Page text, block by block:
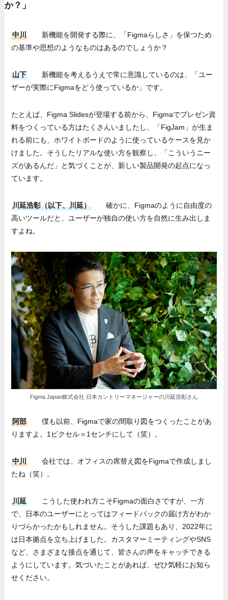
か？」
中川
新機能を開発する際に、「Figmaらしさ」を保つため
の基準や思想のようなものはあるのでしょうか？
山下
新機能を考えるうえで常に意識しているのは、「ユー
ザーが実際にFigmaをどう使っているか」です。
たとえば、Figma Slidesが登場する前から、Figmaでプレゼン資
料をつくっている方はたくさんいましたし、「FigJam」が生ま
れる前にも、ホワイトボードのように使っているケースを見か
けました。そうしたリアルな使い方を観察し、「こういうニー
ズがあるんだ」と気づくことが、新しい製品開発の起点になっ
ています。
川延浩彰（以下、川延）
確かに、Figmaのように自由度の
高いツールだと、ユーザーが独自の使い方を自然に生み出しま
すよね。
Figma Japan株式会社 日本カントリーマネージャーの川延浩彰さん
阿部
僕も以前、Figmaで家の間取り図をつくったことがあ
りますよ。1ピクセル＝1センチにして（笑）。
中川
会社では、オフィスの席替え図をFigmaで作成しまし
たね（笑）。
川延
こうした使われ方こそFigmaの面白さですが、一方
で、日本のユーザーにとってはフィードバックの届け方がわか
りづらかったかもしれません。そうした課題もあり、2022年に
は日本拠点を立ち上げました。カスタマーミーティングやSNS
など、さまざまな接点を通じて、皆さんの声をキャッチできる
ようにしています。気づいたことがあれば、ぜひ気軽にお知ら
せください。